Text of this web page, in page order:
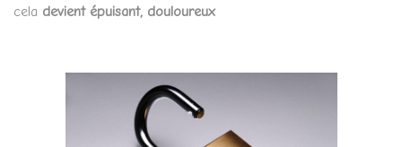
cela devient épuisant, douloureux